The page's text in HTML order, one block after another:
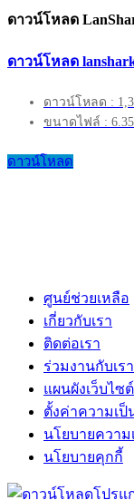
ดาวน์โหลด
ดาวน์โหลด
ดาวน์โหลด :
ขนาดไฟล์ :
ดาวน์โหลด
ศูนย์ช่วยเหลือ
เกี่ยวกับเรา
ติดต่อเรา
ร่วมงานกับเรา
แผนผังเว็บไซต์
ตั้งค่าความเป็
นโยบายความ
นโยบายคุกกี้